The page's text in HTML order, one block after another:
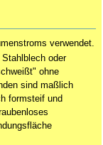
verwendet.
oder
ohne
sind maßlich
formsteif und